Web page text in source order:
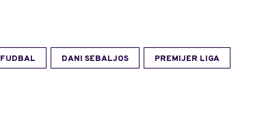
FUDBAL DANI SEBALJOS PREMIJER LIGA